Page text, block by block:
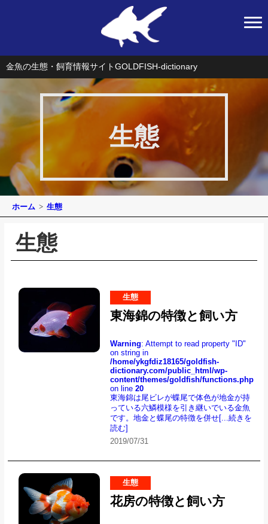
金魚の生態・飼育情報サイトGOLDFISH-dictionary
生態
ホーム 生態
生態
生態
東海錦の特徴と飼い方
Warning: Attempt to read property "ID"
on string in
/home/ykgfdiz18165/goldfish-
dictionary.com/public_html/wp-
content/themes/goldfish/functions.php
on line20
東海錦は尾ビレが蝶尾で体色が地金が持
っている六鱗模様を引き継いでいる金魚
です。地金と蝶尾の特徴を併せ[...続きを
読む]
2019/07/31
生態
花房の特徴と飼い方